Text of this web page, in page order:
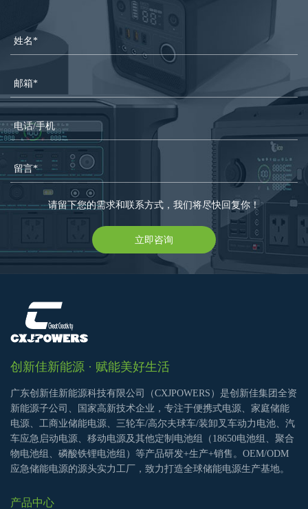
请留下您的需求和联系方式，我们将尽快回复你！
立即咨询
创新佳新能源 · 赋能美好生活
广东创新佳新能源科技有限公司（CXJPOWERS）是创新佳集团全资
新能源子公司、国家高新技术企业，专注于便携式电源、家庭储能
电源、工商业储能电源、三轮车/高尔夫球车/装卸叉车动力电池、汽
车应急启动电源、移动电源及其他定制电池组（18650电池组、聚合
物电池组、磷酸铁锂电池组）等产品研发+生产+销售。OEM/ODM
应急储能电源的源头实力工厂，致力打造全球储能电源生产基地。
产品中心